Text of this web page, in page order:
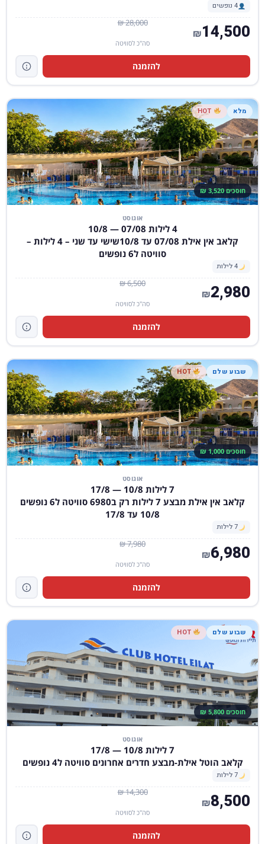
4 נופשים
28,000 ₪ 14,500
₪
סה"כ לסוויטה
להזמנה
מלא
חוסכים 3,520 ₪
אוגוסט
4 לילות 07/08 — 10/8
קלאב אין אילת 07/08 עד 10/8שישי עד שני – 4 לילות –
סוויטה ל6 נופשים
4 לילות
6,500 ₪ 2,980
₪
סה"כ לסוויטה
להזמנה
שבוע שלם HOT
חוסכים 1,000 ₪
אוגוסט
7 לילות 10/8 — 17/8
קלאב אין אילת מבצע 7 לילות רק ב6980 סוויטה ל6 נופשים
10/8 עד 17/8
7 לילות
7,980 ₪ 6,980
₪
סה"כ לסוויטה
להזמנה
שבוע שלם
חוסכים 5,800 ₪
אוגוסט
7 לילות 10/8 — 17/8
קלאב הוטל אילת-מבצע חדרים אחרונים סוויטה ל4 נופשים
7 לילות
14,300 ₪ 8,500
₪
סה"כ לסוויטה
להזמנה